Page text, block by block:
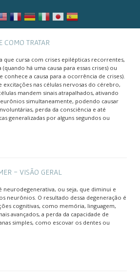
COMO TRATAR
que cursa com crises epilépticas recorrentes,
há uma causa para essas crises) ou
conhece a causa para a ocorrência de crises).
excitações nas células nervosas do cérebro,
mandem sinais atrapalhados, ativando
simultaneamente, podendo causar
perda da consciência e até
generalizadas por alguns segundos ou
- VISÃO GERAL
neurodegenerativa, ou seja, que diminui e
neurônios. O resultado dessa degeneração é
cognitivas, como memória, linguagem,
avançados, a perda da capacidade de
simples, como escovar os dentes ou